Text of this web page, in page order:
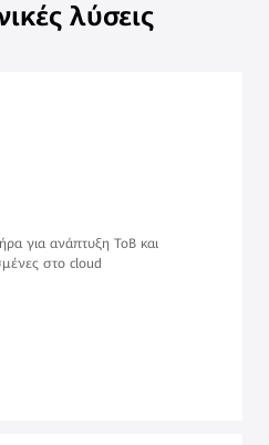
λύσεις
για ανάπτυξη ToB και
στο cloud